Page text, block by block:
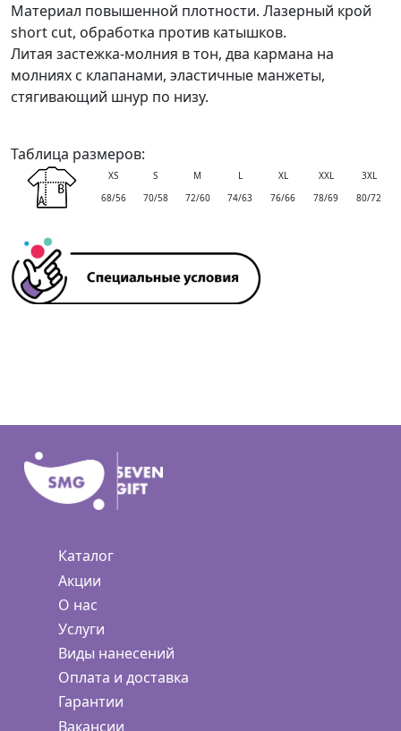
Материал повышенной плотности. Лазерный крой
short cut, обработка против катышков.
Литая застежка-молния в тон, два кармана на
молниях с клапанами, эластичные манжеты,
стягивающий шнур по низу.
Таблица размеров:
XS S M L XL XXL
3XL
68/56
70/58 72/60 74/63 76/66 78/69 80/72
Каталог
Акции
О нас
Услуги
Виды нанесений
Оплата и доставка
Гарантии
Вакансии